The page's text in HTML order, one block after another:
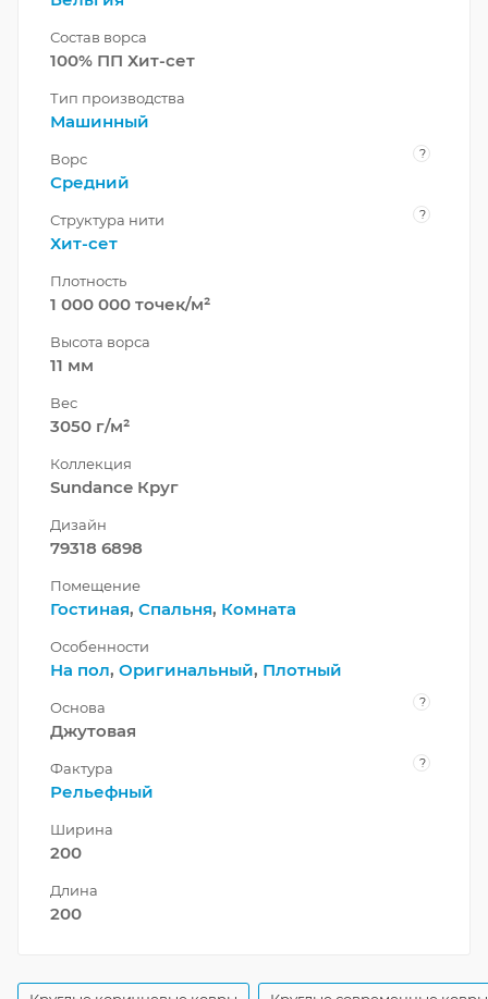
Состав ворса
100% ПП Хит-сет
Тип производства
Машинный
Ворс ?
Средний
Структура нити ?
Хит-сет
Плотность
1 000 000 точек/м²
Высота ворса
11 мм
Вес
3050 г/м²
Коллекция
Sundance Круг
Дизайн
79318 6898
Помещение
Гостиная, Спальня, Комната
Особенности
На пол, Оригинальный, Плотный
Основа ?
Джутовая
Фактура ?
Рельефный
Ширина
200
Длина
200